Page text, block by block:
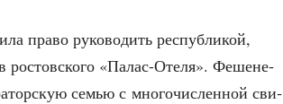
пра­во руко­во­дить рес­пуб­ли­кой,
ростов­ско­го «Палас-Оте­ля». Феше­не­
семью с мно­го­чис­лен­ной сви­